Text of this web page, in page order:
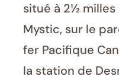
situé à 2½
Mystic, sur le
fer Pacifique
la station de